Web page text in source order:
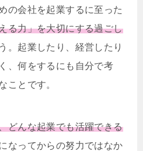
の会社を起業するに至った
る力」を大切にする過ごし
。起業したり、経営したり
、何をするにも自分で考
ことです。
どんな起業でも活躍できる
なってからの努力ではなか